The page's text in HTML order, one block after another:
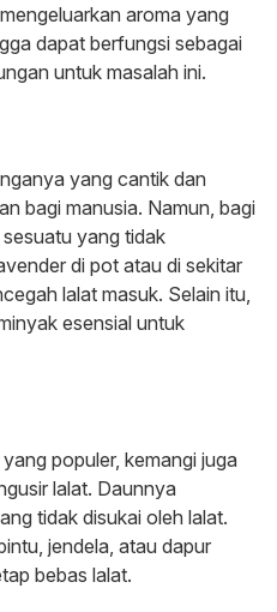
aroma yang
dapat berfungsi sebagai
untuk masalah ini.
yang cantik dan
bagi manusia. Namun, bagi
yang tidak
di pot atau di sekitar
lalat masuk. Selain itu,
esensial untuk
populer, kemangi juga
lalat. Daunnya
tidak disukai oleh lalat.
jendela, atau dapur
bebas lalat.